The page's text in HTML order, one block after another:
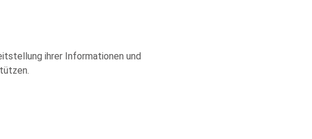
ihrer Informationen und